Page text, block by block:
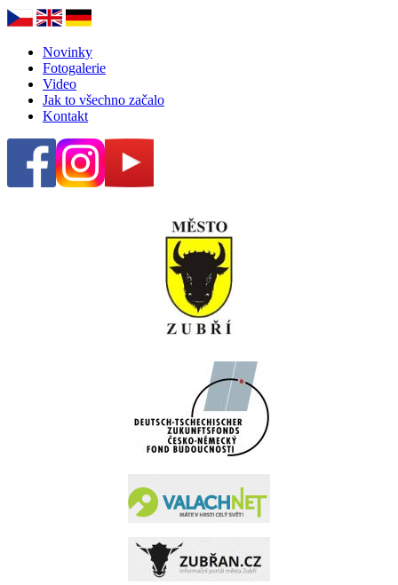
Novinky
Fotogalerie
Video
Jak to všechno začalo
Kontakt